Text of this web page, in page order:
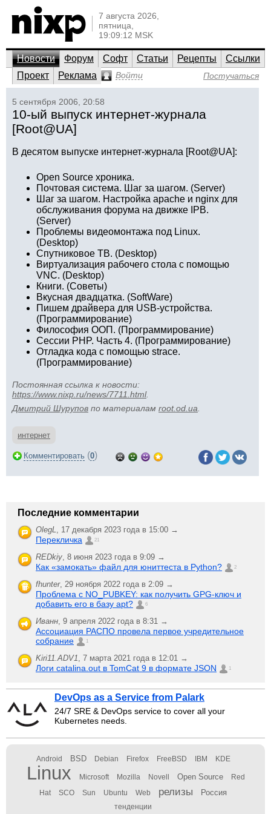
7 августа 2026,
пятница,
19:09:12 MSK
Новости Форум Софт Статьи Рецепты
Ссылки
Проект
Реклама Войти Постучаться
5 сентября 2006, 20:58
10-ый выпуск интернет-журнала
[Root@UA]
В десятом выпуске интернет-журнала [Root@UA]:
Open Source хроника.
Почтовая система. Шаг за шагом. (Server)
Шаг за шагом. Настройка apache и nginx для
обслуживания форума на движке IPB.
(Server)
Проблемы видеомонтажа под Linux.
(Desktop)
Спутниковое ТВ. (Desktop)
Виртуализация рабочего стола с помощью
VNC. (Desktop)
Книги. (Советы)
Вкусная двадцатка. (SoftWare)
Пишем драйвера для USB-устройства.
(Программирование)
Философия ООП. (Программирование)
Сессии PHP. Часть 4. (Программирование)
Отладка кода с помощью strace.
(Программирование)
Постоянная ссылка к новости:
https://www.nixp.ru/news/7711.html.
Дмитрий Шурупов по материалам root.od.ua
интернет
Комментировать (0)
Последние комментарии
OlegL, 17 декабря 2023 года в 15:00 →
Перекличка 21
REDkiy, 8 июня 2023 года в 9:09 →
Как «замокать» файл для юниттеста в Python? 2
fhunter, 29 ноября 2022 года в 2:09 →
Проблема с NO_PUBKEY: как получить GPG-ключ и
добавить его в базу apt?
6
Иванн, 9 апреля 2022 года в 8:31 →
Ассоциация РАСПО провела первое учредительное
собрание
1
Kiri11.ADV1, 7 марта 2021 года в 12:01 →
Логи catalina.out в TomCat 9 в формате JSON 1
DevOps as a Service from Palark
24/7 SRE & DevOps service to cover all your
Kubernetes needs.
Android BSD Debian Firefox FreeBSD IBM KDE
Linux Microsoft Mozilla Novell Open Source Red
Hat SCO Sun Ubuntu Web релизы Россия
тенденции